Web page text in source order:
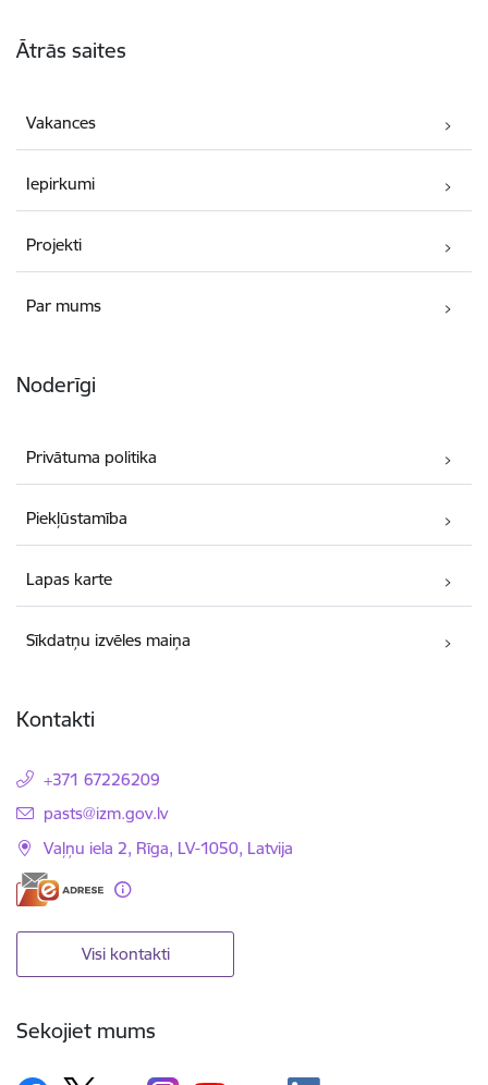
Ātrās saites
Vakances
Iepirkumi
Projekti
Par mums
Noderīgi
Privātuma politika
Piekļūstamība
Lapas karte
Sīkdatņu izvēles maiņa
Kontakti
+371 67226209
E-pasts:
pasts@izm.gov.lv
Vaļņu iela 2, Rīga, LV-1050, Latvija
Visi kontakti
Sekojiet mums